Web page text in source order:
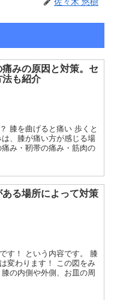
みの原因と対策。セ
も紹介
膝を曲げると痛い 歩くと
、膝が痛い方が感じる場
み・靭帯の痛み・筋肉の
る場所によって対策
す！ という内容です。 膝
変わります！ この図をみ
の内側や外側、お皿の周